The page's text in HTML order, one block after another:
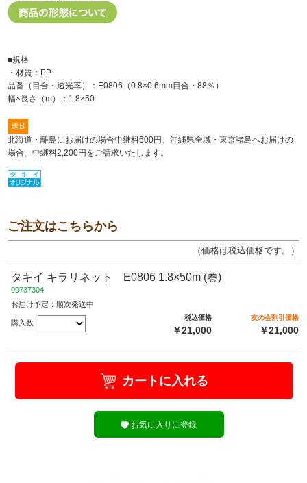
■規格
・材質：PP
品番（目合・透光率）：E0806（0.8×0.6mm目合・88％）
幅×長さ（m）：1.8×50
送B
北海道・離島にお届けの場合中継料600円、沖縄県全域・東京諸島へお届けの
場合、中継料2,200円をご請求いたします。
ご注文はこちらから
（価格は税込価格です。）
タキイ キラリネット E0806 1.8×50m (巻)
09737304
お届け予定：順次発送中
購入数
税込価格
￥21,000
友の会割引価格
￥21,000
カートに入れる
お気に入りに登録